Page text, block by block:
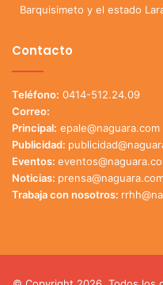
Barquisimeto y el estado
Contacto
Teléfono: 0414-512.24.09
Correo:
Principal: epale@naguara.com
Publicidad:
Eventos:
Noticias:
Trabaja con nosotros: